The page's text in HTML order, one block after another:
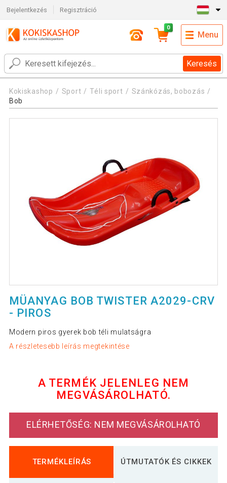
Bejelentkezés Regisztráció
Keresés
0
Menu
Kokiskashop Sport Téli sport
Szánkózás, bobozás
Bob
MÜANYAG BOB TWISTER A2029-CRV
- PIROS
Modern piros gyerek bob téli mulatságra
A részletesebb leírás megtekintése
A TERMÉK JELENLEG NEM
MEGVÁSÁROLHATÓ.
ELÉRHETŐSÉG: NEM MEGVÁSÁROLHATÓ
TERMÉKLEÍRÁS ÚTMUTATÓK ÉS CIKKEK